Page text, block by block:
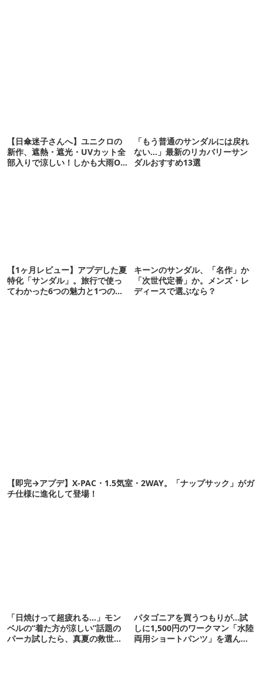
【日傘迷子さんへ】ユニクロの
新作、遮熱・遮光・UVカット全
部入りで涼しい！しかも大雨OK
「もう普通のサンダルには戻れ
ない…」最新のリカバリーサン
ダルおすすめ13選
【1ヶ月レビュー】アプデした夏
特化「サンダル」。旅行で使っ
てわかった6つの魅力と1つの注
キーンのサンダル、「名作」か
「次世代定番」か。メンズ・レ
ディースで選ぶなら？
【即完→アプデ】X-PAC・1.5気室・2WAY。「ナップサック」がガ
チ仕様に進化して登場！
「日焼けって超疲れる…」モン
ベルの“着た方が涼しい”話題の
パーカ試したら、真夏の救世主
パタゴニアを買うつもりが…試
しに1,500円のワークマン「水陸
両用ショートパンツ」を選んだ